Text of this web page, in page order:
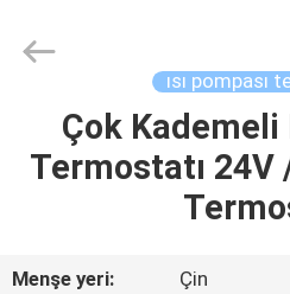
SG
Limited.
ısı pompası
Çok Kademeli
Termostatı 24V
Menşe yeri:
Çin